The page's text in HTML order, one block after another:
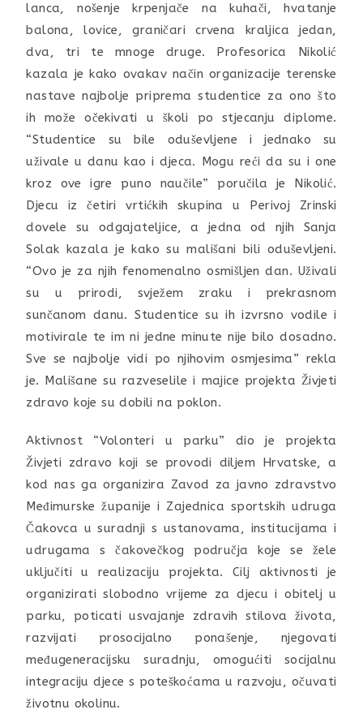
lanca, nošenje krpenjače na kuhači, hvatanje
balona, lovice, graničari crvena kraljica jedan,
dva, tri te mnoge druge. Profesorica Nikolić
kazala je kako ovakav način organizacije terenske
nastave najbolje priprema studentice za ono što
ih može očekivati u školi po stjecanju diplome.
“Studentice su bile oduševljene i jednako su
uživale u danu kao i djeca. Mogu reći da su i one
kroz ove igre puno naučile” poručila je Nikolić.
Djecu iz četiri vrtićkih skupina u Perivoj Zrinski
dovele su odgajateljice, a jedna od njih Sanja
Solak kazala je kako su mališani bili oduševljeni.
“Ovo je za njih fenomenalno osmišljen dan. Uživali
su u prirodi, svježem zraku i prekrasnom
sunčanom danu. Studentice su ih izvrsno vodile i
motivirale te im ni jedne minute nije bilo dosadno.
Sve se najbolje vidi po njihovim osmjesima” rekla
je. Mališane su razveselile i majice projekta Živjeti
zdravo koje su dobili na poklon.
Aktivnost “Volonteri u parku” dio je projekta
Živjeti zdravo koji se provodi diljem Hrvatske, a
kod nas ga organizira Zavod za javno zdravstvo
Međimurske županije i Zajednica sportskih udruga
Čakovca u suradnji s ustanovama, institucijama i
udrugama s čakovečkog područja koje se žele
uključiti u realizaciju projekta. Cilj aktivnosti je
organizirati slobodno vrijeme za djecu i obitelj u
parku, poticati usvajanje zdravih stilova života,
razvijati prosocijalno ponašenje, njegovati
međugeneracijsku suradnju, omogućiti socijalnu
integraciju djece s poteškoćama u razvoju, očuvati
životnu okolinu.